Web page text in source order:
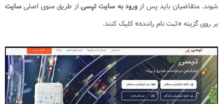
شوند. متقاضیان باید پس ازورود به سایت تپسیاز طریق منوی اصلیسایت
بر روی گزینه «ثبت نام راننده» کلیک کنند.